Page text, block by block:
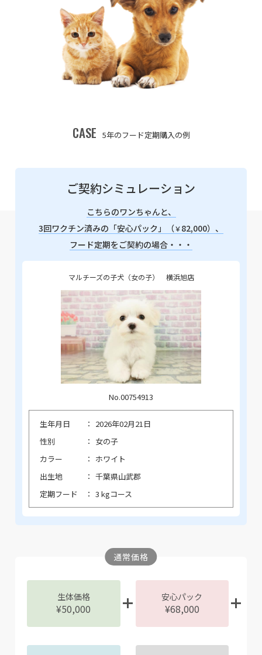
CASE 5年のフード定期購入の例
ご契約シミュレーション
こちらのワンちゃんと、
3回ワクチン済みの「安心パック」（￥82,000）、
フード定期をご契約の場合・・・
マルチーズの子犬（女の子） 横浜旭店
No.00754913
生年月日
2026年02月21日
性別
女の子
カラー
ホワイト
出生地
千葉県山武郡
定期フード
3 kgコース
通常価格
生体価格
¥50,000
安心パック
¥68,000